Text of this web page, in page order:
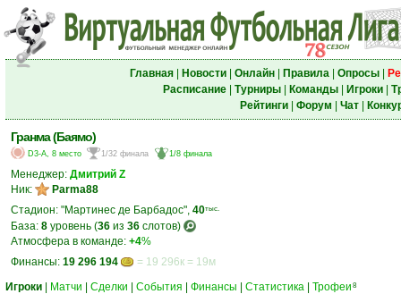
Главная| Новости| Онлайн| Правила| Опросы|
Расписание| Турниры| Команды| Игроки|
Рейтинги| Форум Чат|
Гранма (Баямо)
D3-A, 8 место 1/32 финала 1/8 финала
Менеджер: Дмитрий Z
Ник:
Parma88
Стадион: "Мартинес де Барбадос", 40тыс.
База: 8 уровень (36 из 36 слотов)
Атмосфера в команде: +4%
Финансы: 19 296 194
= 19 296к = 19м
Игроки
Матчи Сделки События Финансы Статистика Трофеи 8